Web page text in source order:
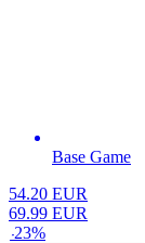
Base Game
54.20 EUR
69.99 EUR
-23%